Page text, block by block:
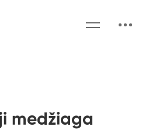
medžiaga